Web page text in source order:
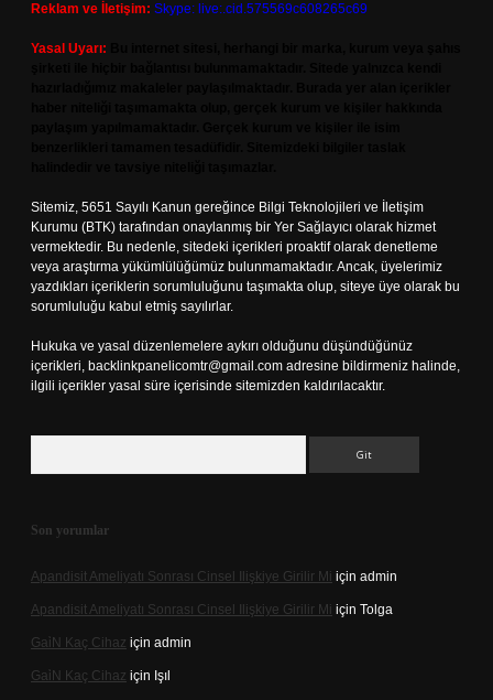
Reklam ve İletişim: Skype: live:.cid.575569c608265c69
Yasal Uyarı:
Sitemiz, 5651 Sayılı Kanun gereğince Bilgi Teknolojileri ve İletişim
Kurumu (BTK) tarafından onaylanmış bir Yer Sağlayıcı olarak hizmet
vermektedir. Bu nedenle, sitedeki içerikleri proaktif olarak denetleme
veya araştırma yükümlülüğümüz bulunmamaktadır. Ancak, üyelerimiz
yazdıkları içeriklerin sorumluluğunu taşımakta olup, siteye üye olarak bu
sorumluluğu kabul etmiş sayılırlar.
Hukuka ve yasal düzenlemelere aykırı olduğunu düşündüğünüz
içerikleri, backlinkpanelicomtr@gmail.com adresine bildirmeniz halinde,
ilgili içerikler yasal süre içerisinde sitemizden kaldırılacaktır.
Son yorumlar
Apandisit Ameliyatı Sonrası Cinsel Ilişkiye Girilir Mi için admin
Apandisit Ameliyatı Sonrası Cinsel Ilişkiye Girilir Mi için Tolga
Gai̇N Kaç Cihaz için admin
Gai̇N Kaç Cihaz için Işıl